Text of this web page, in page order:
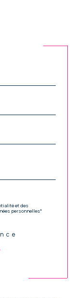
et des
personnelles*